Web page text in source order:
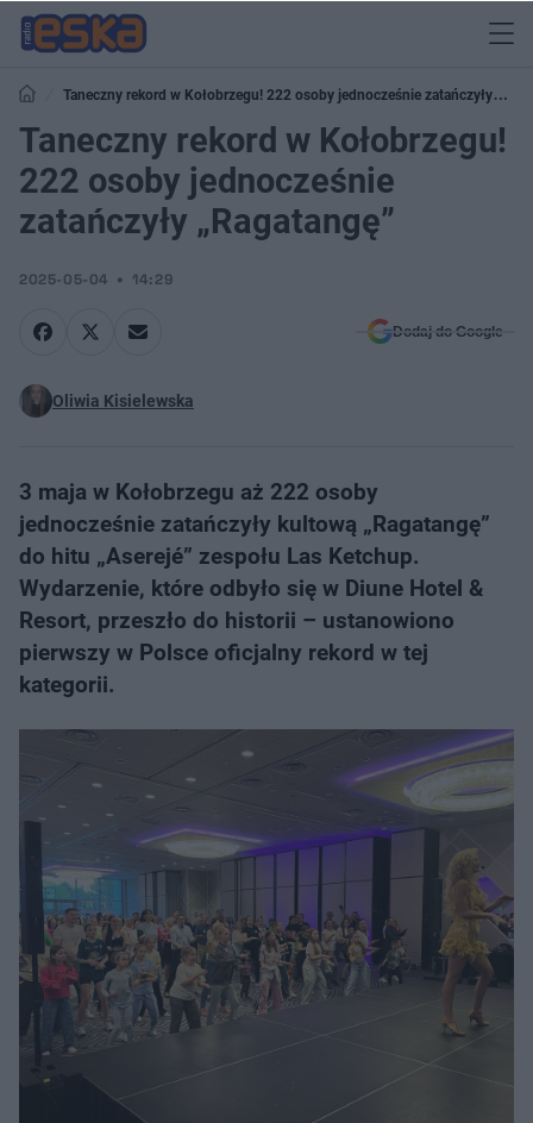
Taneczny rekord w Kołobrzegu! 222 osoby jednocześnie zatańczyły
„Ragatangę”
Taneczny rekord w Kołobrzegu!
222 osoby jednocześnie
zatańczyły „Ragatangę”
2025-05-04 14:29
Dodaj do Google
Oliwia Kisielewska
3 maja w Kołobrzegu aż 222 osoby
jednocześnie zatańczyły kultową „Ragatangę”
do hitu „Aserejé” zespołu Las Ketchup.
Wydarzenie, które odbyło się w Diune Hotel &
Resort, przeszło do historii – ustanowiono
pierwszy w Polsce oficjalny rekord w tej
kategorii.